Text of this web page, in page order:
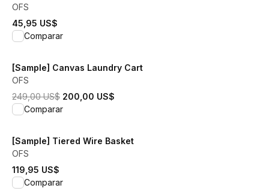
OFS
45,95 US$
View product
Comparar
[Sample] Canvas Laundry Cart
OFS
El precio original era 249,00 US$.
249,00 US$ El precio actual es 200,00 US$.
200,00 US$
View product
Comparar
[Sample] Tiered Wire Basket
OFS
119,95 US$
View product
Comparar